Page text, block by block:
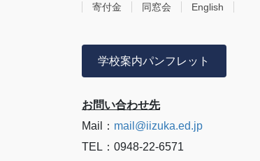
寄付金
同窓会 English
学校案内パンフレット
お問い合わせ先
Mail： mail@iizuka.ed.jp
TEL：0948-22-6571